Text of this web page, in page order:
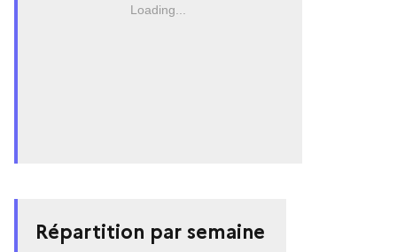
Loading...
Répartition par semaine